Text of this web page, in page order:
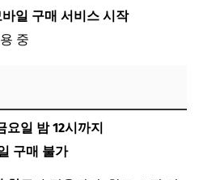
일 구매 서비스 시작
중
요일 밤 12시까지
구매 불가